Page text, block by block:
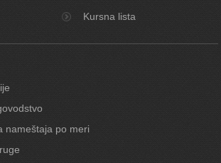
Kursna lista
nameštaja po meri